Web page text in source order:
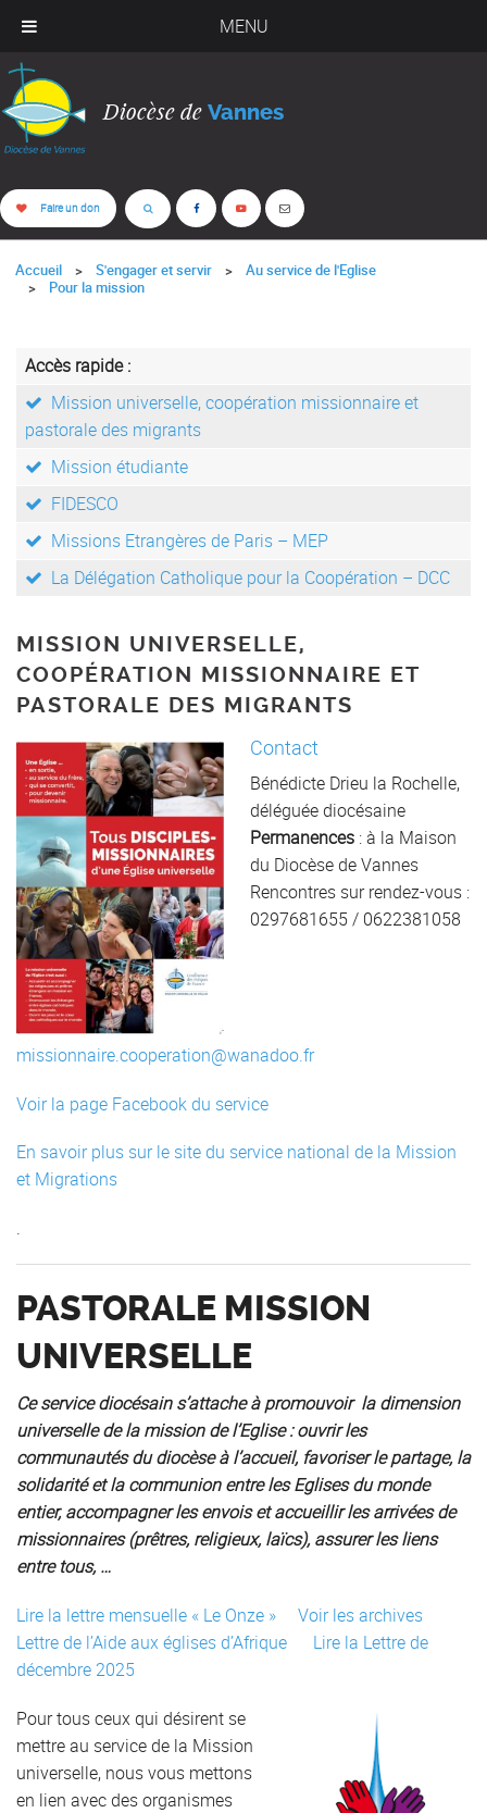
MENU
Diocèse de Vannes
Faire un don
Accueil S'engager et servir
Au service de l'Eglise
Pour la mission
Accès rapide :
Mission universelle, coopération missionnaire et
pastorale des migrants
Mission étudiante
FIDESCO
Missions Etrangères de Paris – MEP
La Délégation Catholique pour la Coopération – DCC
MISSION UNIVERSELLE,
COOPÉRATION MISSIONNAIRE ET
PASTORALE DES MIGRANTS
Contact
Bénédicte Drieu la Rochelle,
déléguée diocésaine
Permanences : à la Maison
du Diocèse de Vannes
Rencontres sur rendez-vous :
0297681655 / 0622381058
missionnaire.cooperation@wanadoo.fr
Voir la page Facebook du service
En savoir plus sur le site du service national de la Mission
et Migrations
.
PASTORALE MISSION
UNIVERSELLE
Ce service diocésain s’attache à promouvoir la dimension
universelle de la mission de l’Eglise : ouvrir les
communautés du diocèse à l’accueil, favoriser le partage, la
solidarité et la communion entre les Eglises du monde
entier, accompagner les envois et accueillir les arrivées de
missionnaires (prêtres, religieux, laïcs), assurer les liens
entre tous, …
Lire la lettre mensuelle « Le Onze »
Voir les archives
Lettre de l’Aide aux églises d’Afrique
Lire la Lettre de
décembre 2025
Pour tous ceux qui désirent se
mettre au service de la Mission
universelle, nous vous mettons
en lien avec des organismes